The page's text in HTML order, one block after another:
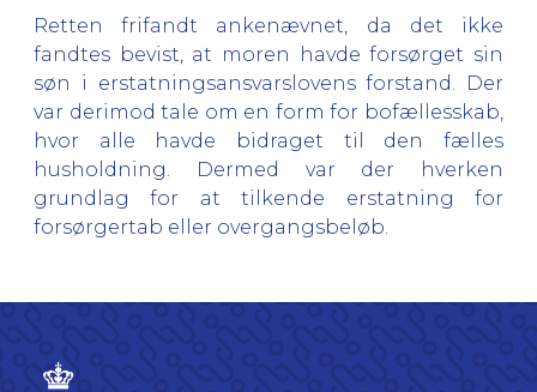
Retten frifandt ankenævnet, da det ikke
fandtes bevist, at moren havde forsørget sin
søn i erstatningsansvarslovens forstand. Der
var derimod tale om en form for bofællesskab,
hvor alle havde bidraget til den fælles
husholdning. Dermed var der hverken
grundlag for at tilkende erstatning for
forsørgertab eller overgangsbeløb.